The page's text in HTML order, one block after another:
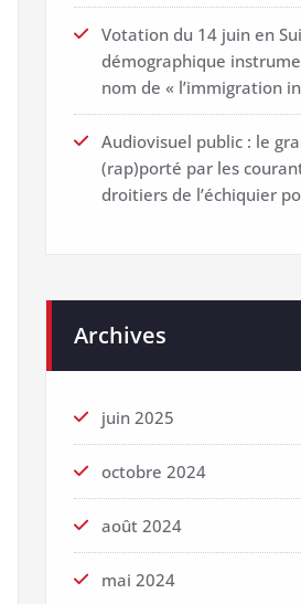
Votation du 14 juin en
démographique
nom de « l’immigration
Audiovisuel public : le
(rap)porté par les
droitiers de l’échiquier
Archives
juin 2025
octobre 2024
août 2024
mai 2024